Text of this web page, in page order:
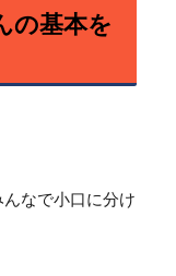
の基本を
なで小口に分け